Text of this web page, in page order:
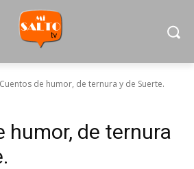
Cuentos de humor, de ternura y de Suerte.
humor, de ternura